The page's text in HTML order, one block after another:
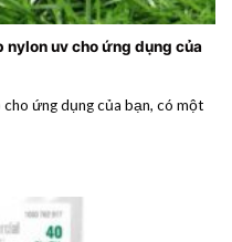
nylon uv cho ứng dụng của
ứng dụng của bạn, có một